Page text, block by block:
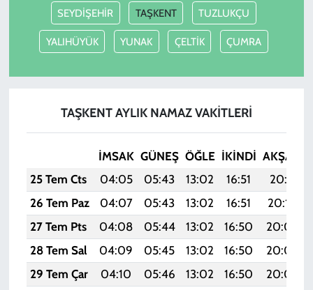
SEYDİŞEHİR TAŞKENT TUZLUKÇU
YALIHÜYÜK YUNAK ÇELTİK ÇUMRA
TAŞKENT AYLIK NAMAZ VAKITLERI
İMSAK GÜNEŞ ÖĞLE İKINDI AKŞAM
25 Tem Cts
04:05 05:43 13:02 16:51 20:11
26 Tem Paz
04:07 05:43 13:02 16:51 20:10
27 Tem Pts
04:08 05:44 13:02 16:50 20:09
28 Tem Sal
04:09 05:45 13:02 16:50 20:08
29 Tem Çar
04:10 05:46 13:02 16:50 20:07